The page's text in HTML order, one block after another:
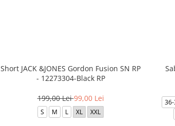
Short JACK &JONES Gordon Fusion SN RP
- 12273304-Black RP
199,00 Lei99,00 Lei
S M L XL XXL